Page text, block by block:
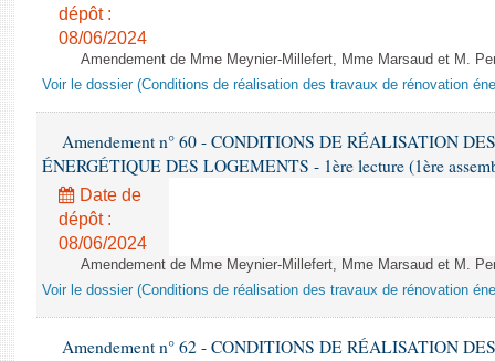
dépôt :
08/06/2024
Amendement de Mme Meynier-Millefert, Mme Marsaud et M.
Voir le dossier (Conditions de réalisation des travaux de rénovation
Amendement n° 60 - CONDITIONS DE RÉALISATION
ÉNERGÉTIQUE DES LOGEMENTS - 1ère lecture (1ère
Date de
dépôt :
08/06/2024
Amendement de Mme Meynier-Millefert, Mme Marsaud et M.
Voir le dossier (Conditions de réalisation des travaux de rénovation
Amendement n° 62 - CONDITIONS DE RÉALISATION